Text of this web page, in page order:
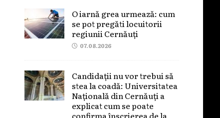
O iarnă grea urmează: cum
se pot pregăti locuitorii
regiunii Cernăuți
07.08.2026
Candidații nu vor trebui să
stea la coadă: Universitatea
Națională din Cernăuți a
explicat cum se poate
confirma înscrierea de la